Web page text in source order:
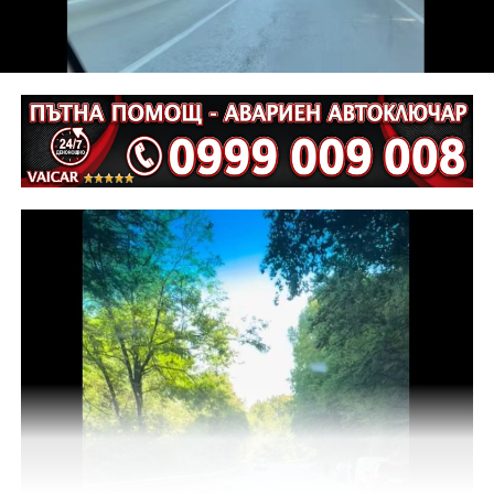
инициативи български града могат да вървят
заедно“, коментира тя.
„Това не е партньорство, което ще разпределя
ресурси. То ще предостави възможност на
Централна България да демонстрира своя
потенциал и да превърне културата в двигател за
развитие, привличане на хора и инвестиции“,